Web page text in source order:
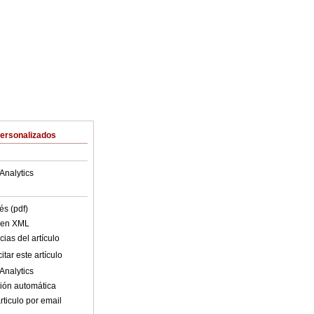
(pdf)
XML
del artículo
este artículo
automática
por email